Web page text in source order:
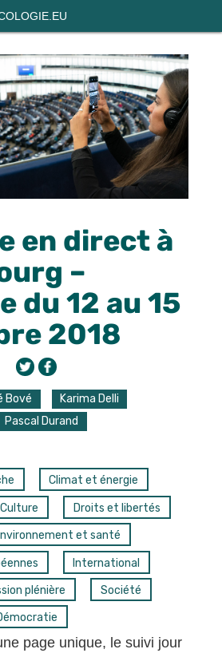
en direct à
–
du 12 au 15
2018
Bové
Karima Delli
Pascal Durand
Climat et énergie
Culture Droits et libertés
et santé
International
plénière Société
page unique, le suivi jour